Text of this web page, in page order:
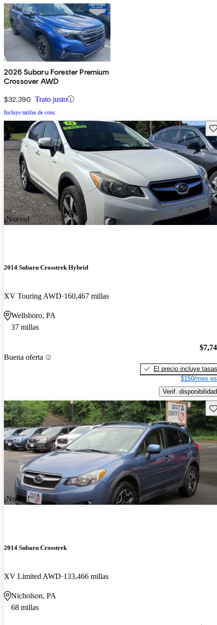
2026 Subaru Forester Premium
Crossover AWD
$32,390 Trato justo
Incluye tarifas de conc.
¡Nuevo!
2014 Subaru Crosstrek Hybrid
XV Touring AWD 160,467 millas
Wellsboro, PA
37 millas
Buena oferta
El precio incluye tasas
$150/mes
Verif. disponibilidad
¡Nuevo!
2014 Subaru Crosstrek
XV Limited AWD 133,466 millas
Nicholson, PA
68 millas